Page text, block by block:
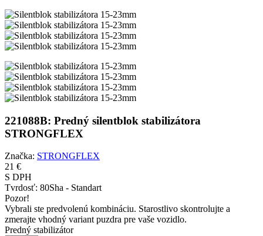
221088B: Predný silentblok stabilizátora
STRONGFLEX
Značka: STRONGFLEX
21 €
S DPH
Tvrdosť: 80Sha - Standart
Pozor!
Vybrali ste predvolenú kombináciu. Starostlivo skontrolujte a
zmerajte vhodný variant puzdra pre vaše vozidlo.
Predný stabilizátor